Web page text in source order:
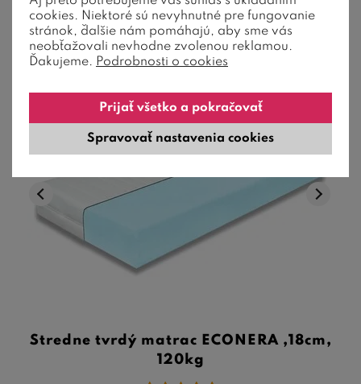
20-30 dní
Stredne tvrdý matrac ECONERA ,18cm,
120kg
cookies. Niektoré sú nevyhnutné pre fungovanie
stránok, ďalšie nám pomáhajú, aby sme vás
neobťažovali nevhodne zvolenou reklamou.
Ďakujeme. Podrobnosti o cookies
Spravovať nastavenia cookies
Prijať všetko a pokračovať